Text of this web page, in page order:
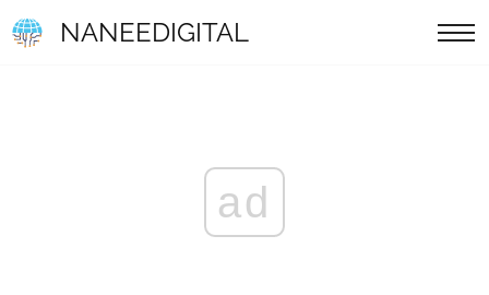
NANEEDIGITAL
ad